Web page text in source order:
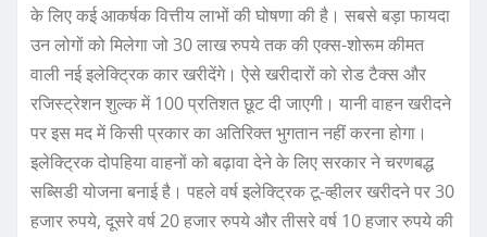
के लिए कई आकर्षक वित्तीय लाभों की घोषणा की है। सबसे बड़ा फायदा
उन लोगों को मिलेगा जो 30 लाख रुपये तक की एक्स-शोरूम कीमत
वाली नई इलेक्ट्रिक कार खरीदेंगे। ऐसे खरीदारों को रोड टैक्स और
रजिस्ट्रेशन शुल्क में 100 प्रतिशत छूट दी जाएगी। यानी वाहन खरीदने
पर इस मद में किसी प्रकार का अतिरिक्त भुगतान नहीं करना होगा।
इलेक्ट्रिक दोपहिया वाहनों को बढ़ावा देने के लिए सरकार ने चरणबद्ध
सब्सिडी योजना बनाई है। पहले वर्ष इलेक्ट्रिक टू-व्हीलर खरीदने पर 30
हजार रुपये, दूसरे वर्ष 20 हजार रुपये और तीसरे वर्ष 10 हजार रुपये की